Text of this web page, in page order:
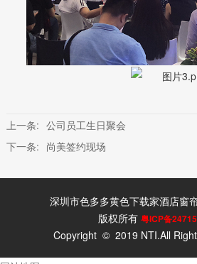
上一条: 公司员工生日聚会
下一条: 尚美签约现场
深圳市色多多黄色下载家酒店窗
版权所有 粤ICP备
Copyright © 2019 NTI.All